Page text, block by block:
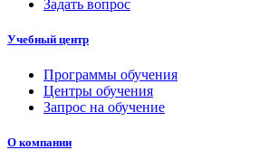
Задать вопрос
Учебный центр
Программы обучения
Центры обучения
Запрос на обучение
О компании